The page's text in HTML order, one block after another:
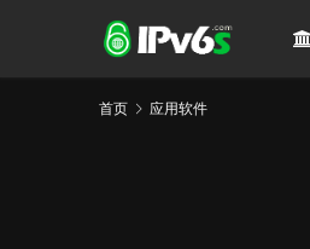
首页 应用软件